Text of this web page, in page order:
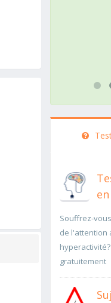
Souffrez-
de l'attention
gratuitement